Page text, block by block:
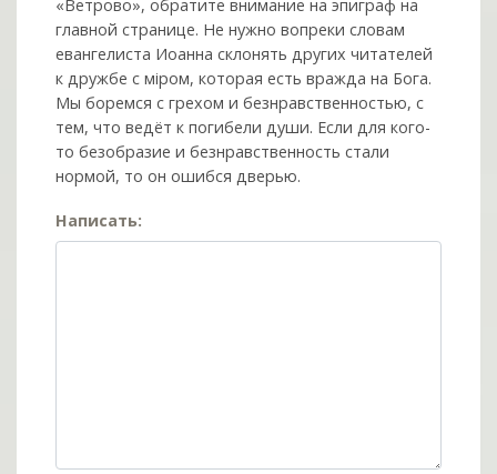
«Ветрово», обратите внимание на эпиграф на
главной странице. Не нужно вопреки словам
евангелиста Иоанна склонять других читателей
к дружбе с мiром, которая есть вражда на Бога.
Мы боремся с грехом и без­нрав­ствен­ностью, с
тем, что ведёт к погибели души. Если для кого-
то безобразие и безнравственность стали
нормой, то он ошибся дверью.
Написать: